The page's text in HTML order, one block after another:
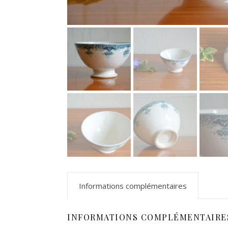
Informations complémentaires
INFORMATIONS